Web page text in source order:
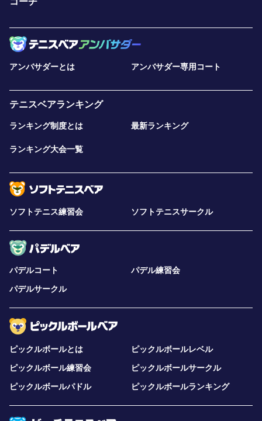
アンバサダーとは アンバサダー専用コート
テニスベアランキング
ランキング制度とは 最新ランキング
ランキング大会一覧
ソフトテニス練習会 ソフトテニスサークル
パデルコート
パデル練習会
パデルサークル
ピックルボールとは
ピックルボールレベル
ピックルボール練習会
ピックルボールサークル
ピックルボールパドル
ピックルボールランキング